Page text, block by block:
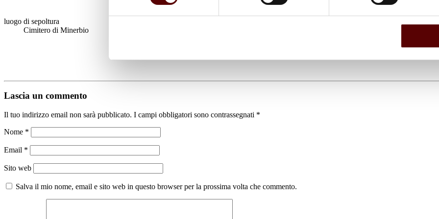
luogo di sepoltura
Cimitero di Minerbio
Lascia un commento
Il tuo indirizzo email non sarà pubblicato. I campi obbligatori sono contrassegnati *
Nome *
Email *
Sito web
Salva il mio nome, email e sito web in questo browser per la prossima volta che commento.